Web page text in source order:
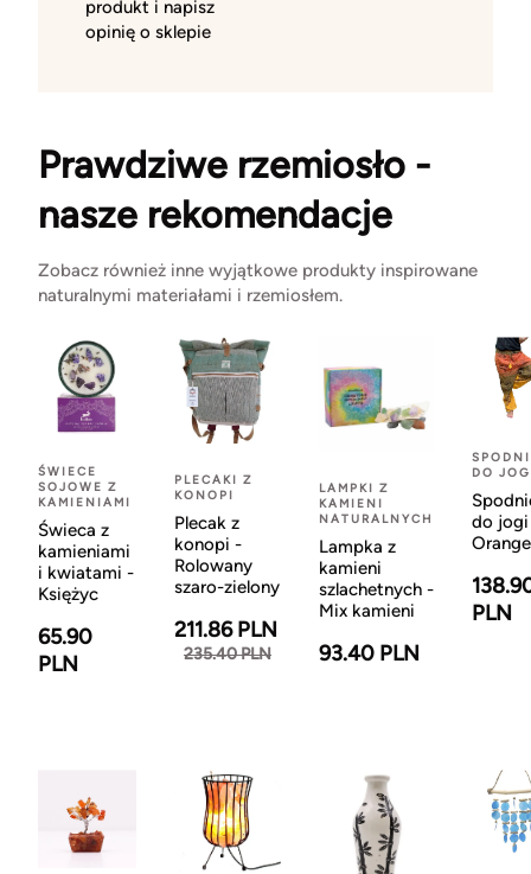
produkt i napisz
opinię o sklepie
Prawdziwe rzemiosło -
nasze rekomendacje
Zobacz również inne wyjątkowe produkty inspirowane
naturalnymi materiałami i rzemiosłem.
ŚWIECE
SOJOWE Z
KAMIENIAMI
Świeca z
kamieniami
i kwiatami -
Księżyc
65.90
PLN
PLECAKI Z
KONOPI
Plecak z
konopi -
Rolowany
szaro-zielony
211.86 PLN
235.40 PLN
LAMPKI Z
KAMIENI
NATURALNYCH
Lampka z
kamieni
szlachetnych -
Mix kamieni
93.40 PLN
DO
do
Orange
PLN